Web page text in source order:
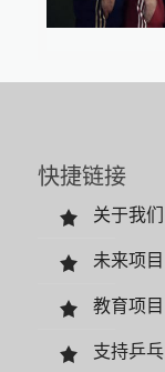
快捷链接
关于我们
未来项目
教育项目
支持乒乓